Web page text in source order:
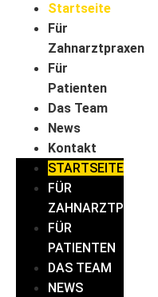
Startseite
Für
Zahnarztpraxen
Für
Patienten
Das Team
News
Kontakt
STARTSEITE
FÜR
ZAHNARZTPRAXEN
FÜR
PATIENTEN
DAS TEAM
NEWS